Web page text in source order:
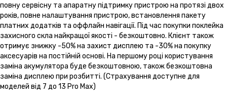
повну сервісну та апаратну підтримку пристрою на протязі двох
років, повне налаштування пристрою, встановлення пакету
платних додатків та оффлайн навігації. Під час покупки поклейка
захисного скла найкращої якості - безкоштовно. Клієнт також
отримує знижку -50% на захист дисплею та -30% на покупку
аксесуарів на постійній основі. На першому році користування
заміна акумулятора буде безкоштовною, також безкоштовна
заміна дисплею при розбитті. (Страхування доступне для
моделей від 7 до 13 Pro Max)